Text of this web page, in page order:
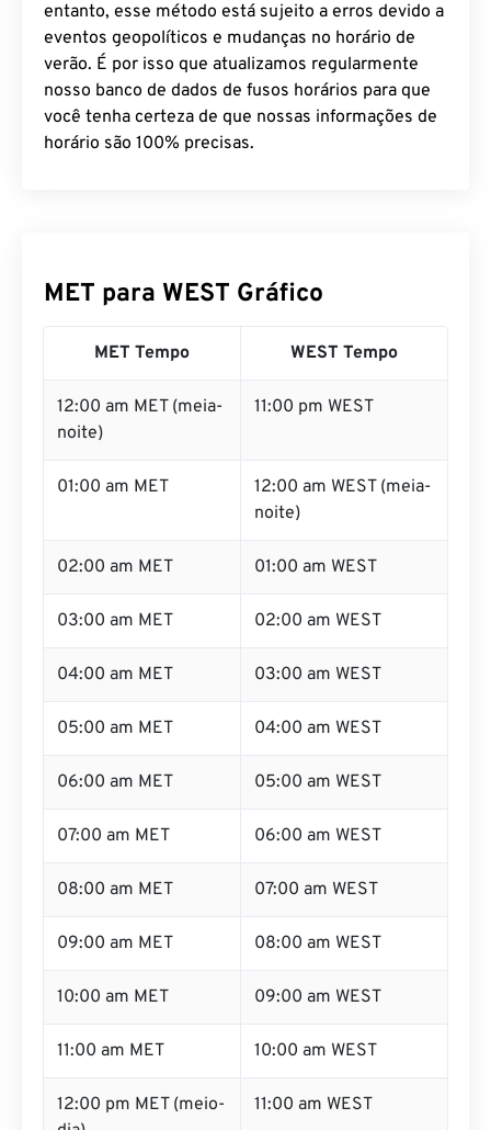
entanto, esse método está sujeito a erros devido a
eventos geopolíticos e mudanças no horário de
verão. É por isso que atualizamos regularmente
nosso banco de dados de fusos horários para que
você tenha certeza de que nossas informações de
horário são 100% precisas.
MET para WEST Gráfico
MET Tempo WEST Tempo
12:00 am MET (meia-
noite)
11:00 pm WEST
01:00 am MET
12:00 am WEST (meia-
noite)
02:00 am MET 01:00 am WEST
03:00 am MET 02:00 am WEST
04:00 am MET 03:00 am WEST
05:00 am MET 04:00 am WEST
06:00 am MET 05:00 am WEST
07:00 am MET 06:00 am WEST
08:00 am MET 07:00 am WEST
09:00 am MET 08:00 am WEST
10:00 am MET 09:00 am WEST
11:00 am MET 10:00 am WEST
12:00 pm MET (meio-
11:00 am WEST